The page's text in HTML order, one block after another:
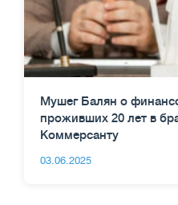
Мушег Балян о
проживших 20 лет в
Коммерсанту
03.06.2025